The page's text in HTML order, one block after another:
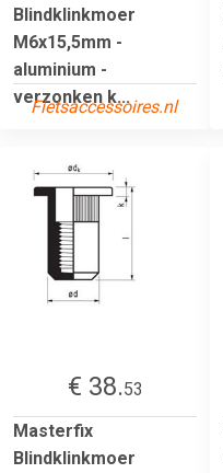
Blindklinkmoer
M6x15,5mm -
aluminium -
verzonken k...
Fietsaccessoires.nl
€ 38.53
Masterfix
Blindklinkmoer